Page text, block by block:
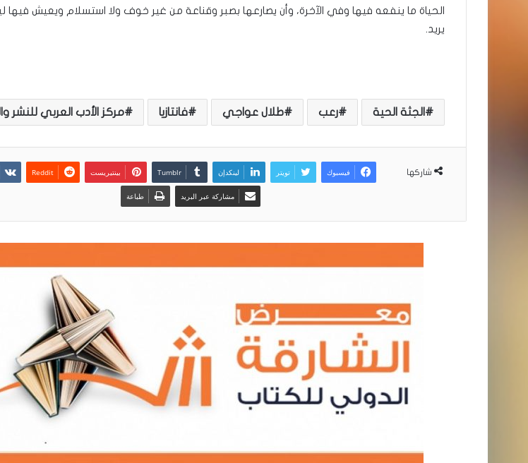
الحياة ما ينفعه فيها وفي الآخرة، وأن يصارعها بصبر وقناعة من غير خوف ولا استسلام ويعيش فيها
يريد.
الجثة الحية رعب طلال عواجي فانتازيا مركز الأدب العربي للنشر
شاركها فيسبوك تويتر لينكدإن بينتيريست
مشاركة عبر البريد طباعة